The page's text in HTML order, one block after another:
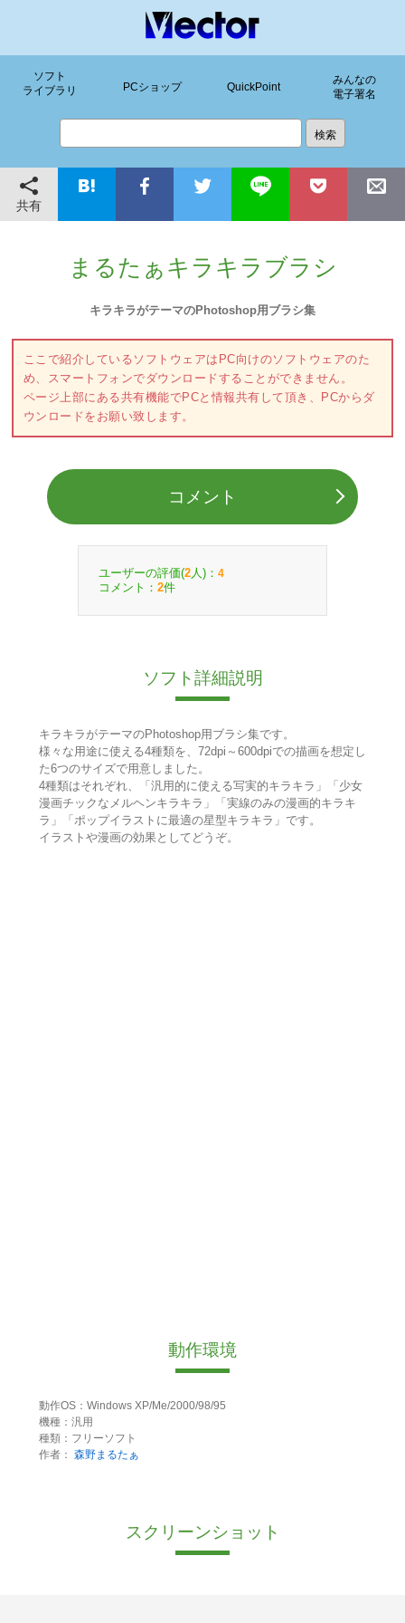
ソフト
ライブラリ
PCショップ QuickPoint
みんなの
電子署名
共有
まるたぁキラキラブラシ
キラキラがテーマのPhotoshop用ブラシ集
ここで紹介しているソフトウェアはPC向けのソフトウェアのた
め、スマートフォンでダウンロードすることができません。
ページ上部にある共有機能でPCと情報共有して頂き、PCからダ
ウンロードをお願い致します。
コメント
ユーザーの評価(2 人)： 4
コメント： 2件
ソフト詳細説明
キラキラがテーマのPhotoshop用ブラシ集です。
様々な用途に使える4種類を、72dpi～600dpiでの描画を想定し
た6つのサイズで用意しました。
4種類はそれぞれ、「汎用的に使える写実的キラキラ」「少女
漫画チックなメルヘンキラキラ」「実線のみの漫画的キラキ
ラ」「ポップイラストに最適の星型キラキラ」です。
イラストや漫画の効果としてどうぞ。
動作環境
動作OS：Windows XP/Me/2000/98/95
機種：汎用
種類：フリーソフト
作者： 森野まるたぁ
スクリーンショット